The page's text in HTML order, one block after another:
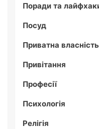
Поради та
Посуд
Приватна власність
Привітання
Професії
Психологія
Релігія